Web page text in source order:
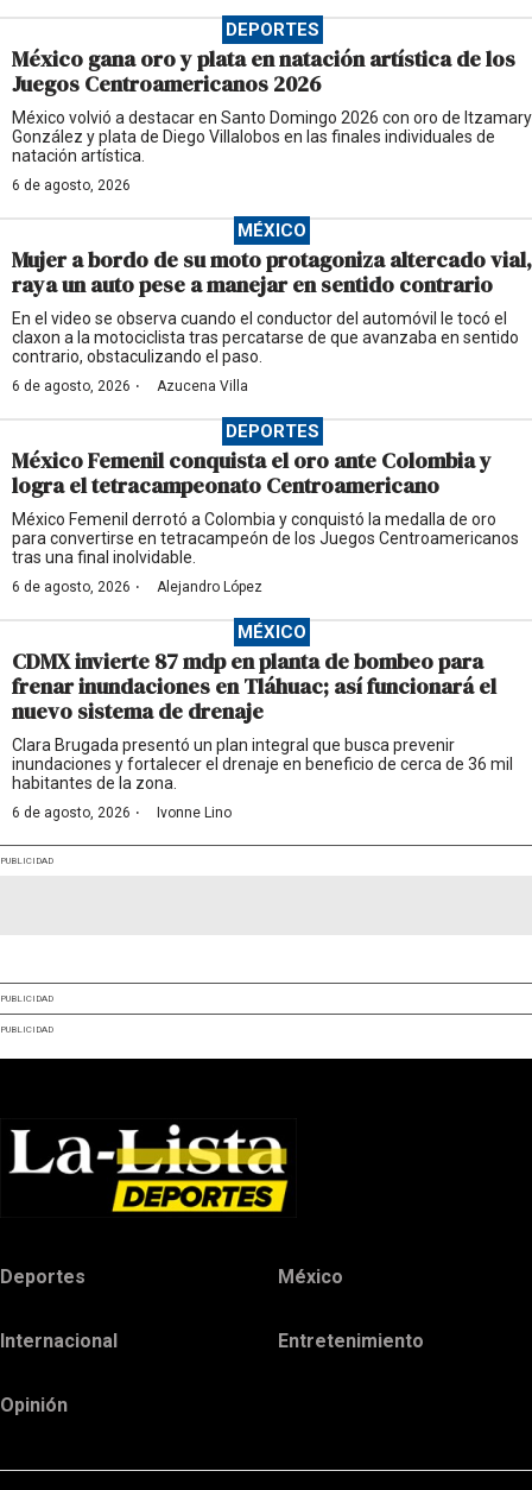
DEPORTES
México gana oro y plata en natación artística de los
Juegos Centroamericanos 2026
México volvió a destacar en Santo Domingo 2026 con oro de Itzamary
González y plata de Diego Villalobos en las finales individuales de
natación artística.
6 de agosto, 2026
MÉXICO
Mujer a bordo de su moto protagoniza altercado vial,
raya un auto pese a manejar en sentido contrario
En el video se observa cuando el conductor del automóvil le tocó el
claxon a la motociclista tras percatarse de que avanzaba en sentido
contrario, obstaculizando el paso.
6 de agosto, 2026 · Azucena Villa
DEPORTES
México Femenil conquista el oro ante Colombia y
logra el tetracampeonato Centroamericano
México Femenil derrotó a Colombia y conquistó la medalla de oro
para convertirse en tetracampeón de los Juegos Centroamericanos
tras una final inolvidable.
6 de agosto, 2026 · Alejandro López
MÉXICO
CDMX invierte 87 mdp en planta de bombeo para
frenar inundaciones en Tláhuac; así funcionará el
nuevo sistema de drenaje
Clara Brugada presentó un plan integral que busca prevenir
inundaciones y fortalecer el drenaje en beneficio de cerca de 36 mil
habitantes de la zona.
6 de agosto, 2026 · Ivonne Lino
PUBLICIDAD
PUBLICIDAD
PUBLICIDAD
Deportes México
Internacional Entretenimiento
Opinión